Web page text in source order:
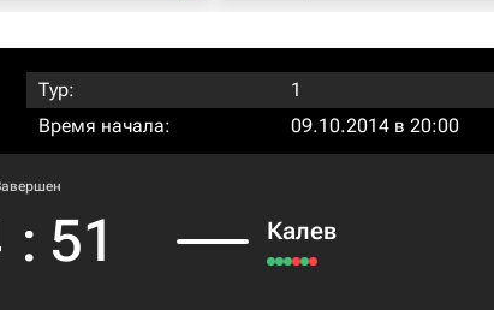
Тур:
1
Время начала:
09.10.2014 в 20:00
: 51 Калев